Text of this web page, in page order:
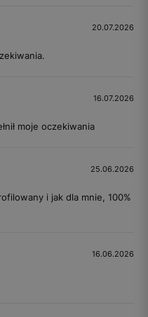
20.07.2026
16.07.2026
moje oczekiwania
25.06.2026
i jak dla mnie, 100%
16.06.2026